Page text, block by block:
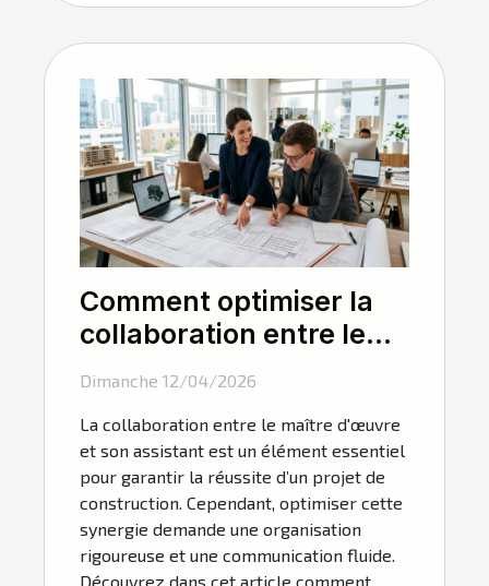
Comment optimiser la
collaboration entre le
assistant ?
Dimanche 12/04/2026
La collaboration entre le maître d'œuvre
et son assistant est un élément essentiel
pour garantir la réussite d’un projet de
construction. Cependant, optimiser cette
synergie demande une organisation
rigoureuse et une communication fluide.
Découvrez dans cet article comment